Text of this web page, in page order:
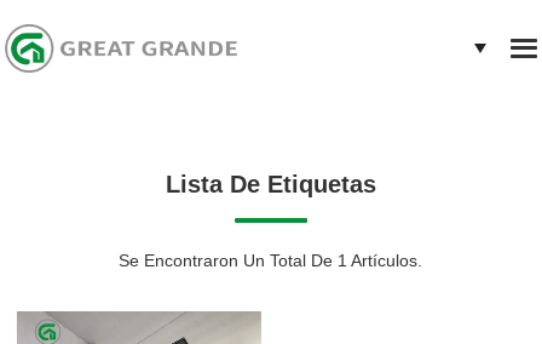
Lista De Etiquetas
Se Encontraron Un Total De 1 Artículos.